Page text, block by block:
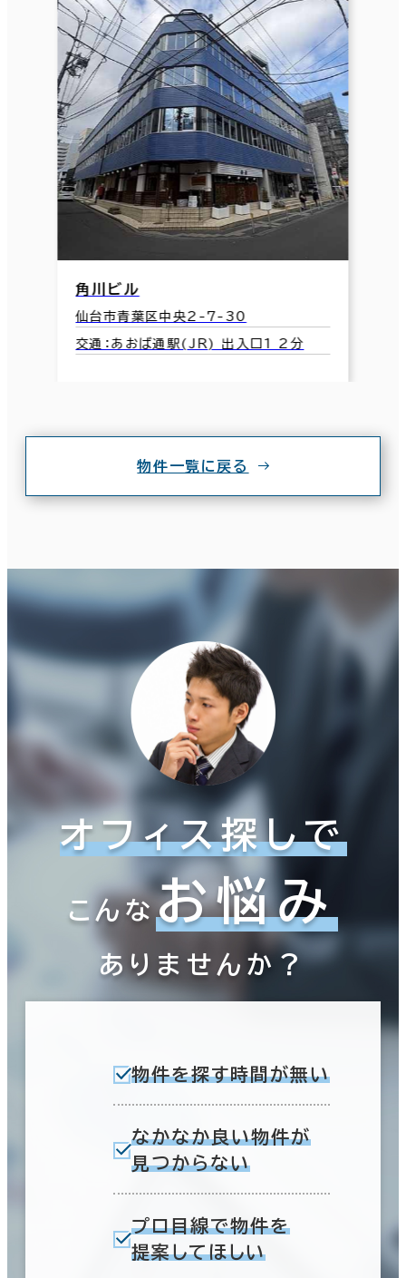
角川ビル
仙台市青葉区中央2-7-30
交通：あおば通駅(JR) 出入口1 2分
物件一覧に戻る
オフィス探しで
こんなお悩み
ありませんか？
物件を探す時間が無い
なかなか良い物件が
見つからない
プロ目線で物件を
提案してほしい